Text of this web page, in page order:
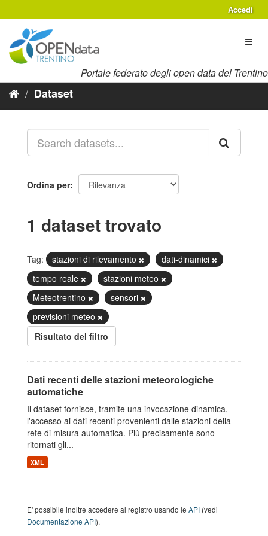
al
contenuto
Accedi
Portale federato degli open data del Trentino
Dataset
Ordina per
1 dataset trovato
Tag: stazioni di rilevamento
dati-dinamici
tempo reale
stazioni meteo
Meteotrentino
sensori
previsioni meteo
Risultato del filtro
Dati recenti delle stazioni meteorologiche
automatiche
Il dataset fornisce, tramite una invocazione dinamica,
l'accesso ai dati recenti provenienti dalle stazioni della
rete di misura automatica. Più precisamente sono
ritornati gli...
XML
E' possibile inoltre accedere al registro usando le API (vedi
Documentazione API).